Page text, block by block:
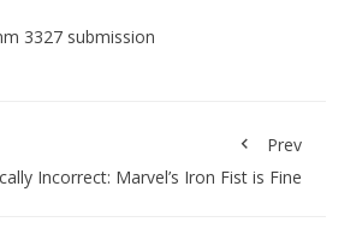
3327 submission
Prev
Incorrect: Marvel’s Iron Fist is Fine